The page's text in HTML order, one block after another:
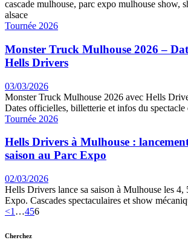
Tournée 2026
Monster Truck Mulhouse 2026 –
Hells Drivers
03/03/2026
Monster Truck Mulhouse 2026 avec Hells
Dates officielles, billetterie et infos du spectacle
Tournée 2026
Hells Drivers à Mulhouse :
saison au Parc Expo
02/03/2026
Hells Drivers lance sa saison à Mulhouse les 4,
Expo. Cascades spectaculaires et show
Pagination
des
<Page
1 …Page
4Page
5Page
6
Cherchez